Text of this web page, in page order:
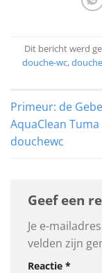
Dit bericht werd
douche-wc,
Primeur: de
AquaClean Tuma
douchewc
Geef een
Je e-
velden zijn
Reactie *